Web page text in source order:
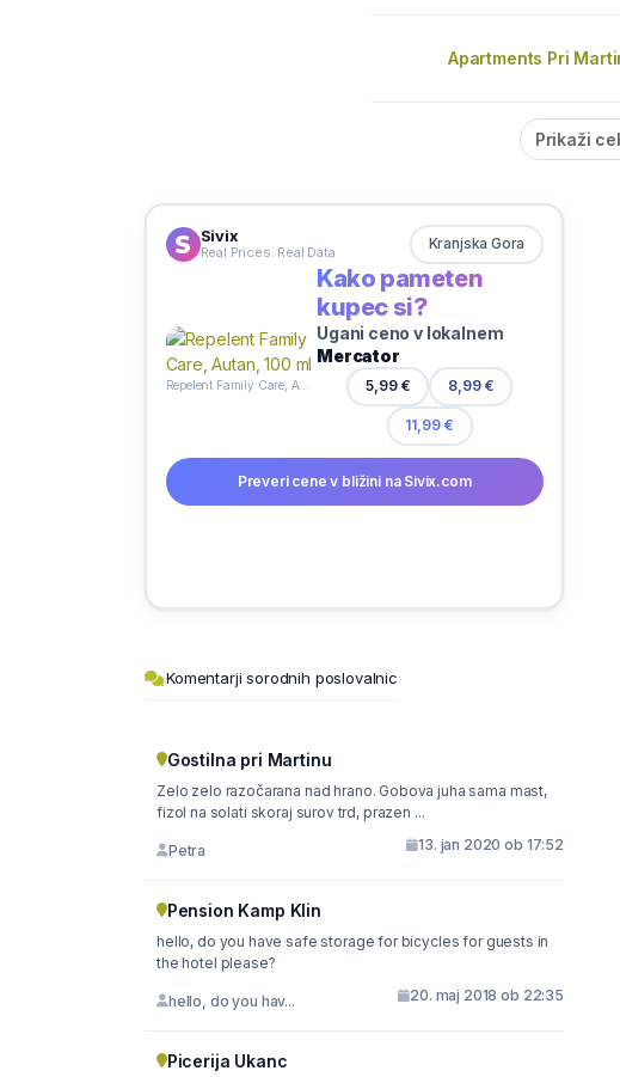
Apartments Pri
Prikaži
Sivix
Real Prices. Real Data Kranjska Gora
Kako pameten
kupec si?
Ugani ceno v lokalnem
Mercator
5,99 € 8,99 €
11,99 €
Preveri cene v bližini na Sivix.com
Komentarji sorodnih poslovalnic
Gostilna pri Martinu
Zelo zelo razočarana nad hrano. Gobova juha sama mast,
fizol na solati skoraj surov trd, prazen ...
Petra 13. jan 2020 ob 17:52
Pension Kamp Klin
hello, do you have safe storage for bicycles for guests in
the hotel please?
hello, do you hav... 20. maj 2018 ob 22:35
Picerija Ukanc